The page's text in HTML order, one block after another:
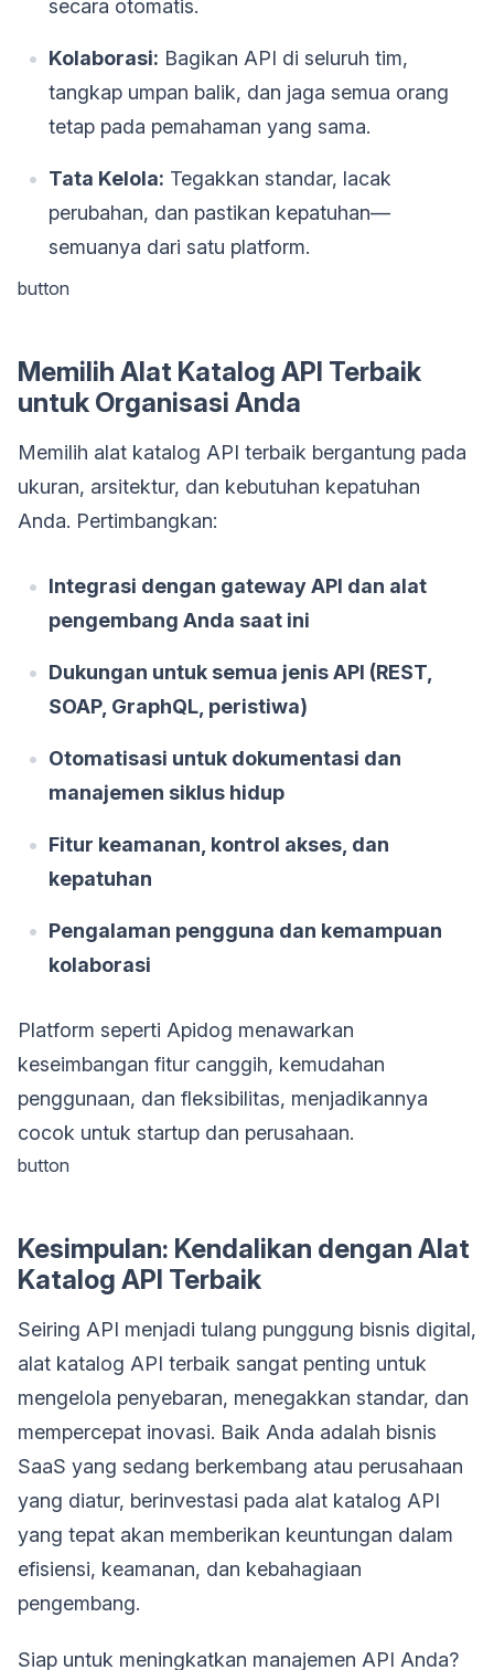
secara otomatis.
Kolaborasi: Bagikan API di seluruh tim,
tangkap umpan balik, dan jaga semua orang
tetap pada pemahaman yang sama.
Tata Kelola: Tegakkan standar, lacak
perubahan, dan pastikan kepatuhan—
semuanya dari satu platform.
button
Memilih Alat Katalog API Terbaik
untuk Organisasi Anda
Memilih alat katalog API terbaik bergantung pada
ukuran, arsitektur, dan kebutuhan kepatuhan
Anda. Pertimbangkan:
Integrasi dengan gateway API dan alat
pengembang Anda saat ini
Dukungan untuk semua jenis API (REST,
SOAP, GraphQL, peristiwa)
Otomatisasi untuk dokumentasi dan
manajemen siklus hidup
Fitur keamanan, kontrol akses, dan
kepatuhan
Pengalaman pengguna dan kemampuan
kolaborasi
Platform seperti Apidog menawarkan
keseimbangan fitur canggih, kemudahan
penggunaan, dan fleksibilitas, menjadikannya
cocok untuk startup dan perusahaan.
button
Kesimpulan: Kendalikan dengan Alat
Katalog API Terbaik
Seiring API menjadi tulang punggung bisnis digital,
alat katalog API terbaik sangat penting untuk
mengelola penyebaran, menegakkan standar, dan
mempercepat inovasi. Baik Anda adalah bisnis
SaaS yang sedang berkembang atau perusahaan
yang diatur, berinvestasi pada alat katalog API
yang tepat akan memberikan keuntungan dalam
efisiensi, keamanan, dan kebahagiaan
pengembang.
Siap untuk meningkatkan manajemen API Anda?